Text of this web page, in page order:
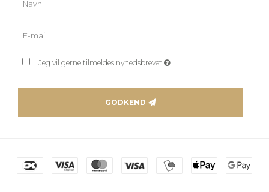
Jeg vil gerne tilmeldes nyhedsbrevet
GODKEND